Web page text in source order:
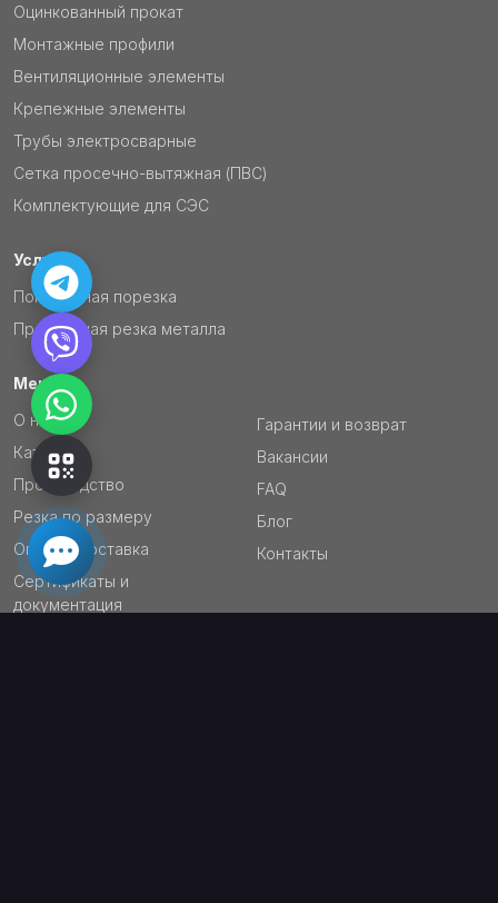
Оцинкованный прокат
Монтажные профили
Вентиляционные элементы
Крепежные элементы
Трубы электросварные
Сетка просечно-вытяжная (ПВС)
Комплектующие для СЭС
Услуги
Поперечная порезка
Продольная резка металла
Меню
О нас
Каталог
Производство
Резка по размеру
Оплата/Доставка
Сертификаты и
документация
Гарантии и возврат
Вакансии
FAQ
Блог
Контакты